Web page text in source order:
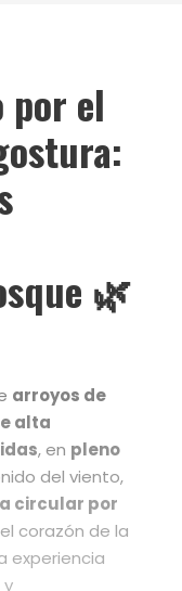
por el
🌿
arroyos de
alta
, en pleno
del viento,
circular por
corazón de la
experiencia
y